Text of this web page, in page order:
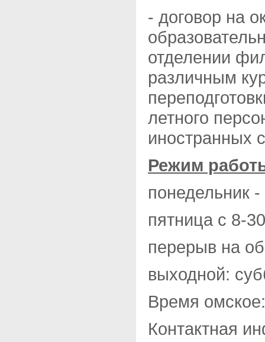
- договор на
отделении
различным
летного
иностранных
Режим
понедельник
пятница с 8-
перерыв на
выходной:
Время
Контактная